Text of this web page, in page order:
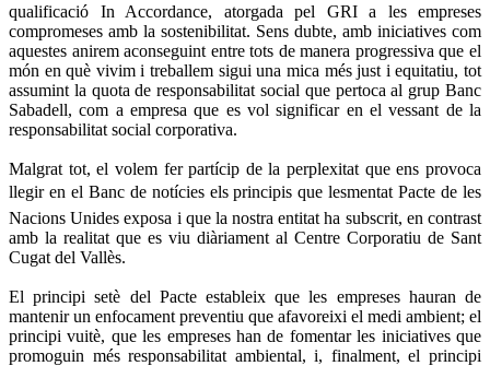
qualificació In Accordance, atorgada pel GRI a les empreses
compromeses amb la sostenibilitat. Sens dubte, amb iniciatives com
aquestes anirem aconseguint entre tots de manera progressiva que el
món en què vivim i treballem sigui una mica més just i equitatiu, tot
assumint la quota de responsabilitat social que pertoca al grup Banc
Sabadell, com a empresa que es vol significar en el vessant de la
responsabilitat social corporativa.
Malgrat tot, el volem fer partícip de la perplexitat que ens provoca
llegir en el Banc de notícies els principis que lesmentat Pacte de les
Nacions Unides exposa i que la nostra entitat ha subscrit, en contrast
amb la realitat que es viu diàriament al Centre Corporatiu de Sant
Cugat del Vallès.
El principi setè del Pacte estableix que les empreses hauran de
mantenir un enfocament preventiu que afavoreixi el medi ambient; el
principi vuitè, que les empreses han de fomentar les iniciatives que
promoguin més responsabilitat ambiental, i, finalment, el principi